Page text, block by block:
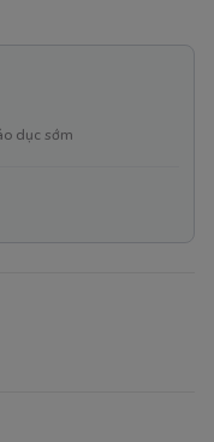
dục sớm